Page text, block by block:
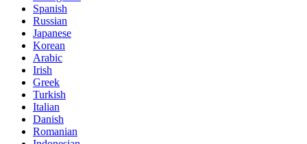
Spanish
Russian
Japanese
Korean
Arabic
Irish
Greek
Turkish
Italian
Danish
Romanian